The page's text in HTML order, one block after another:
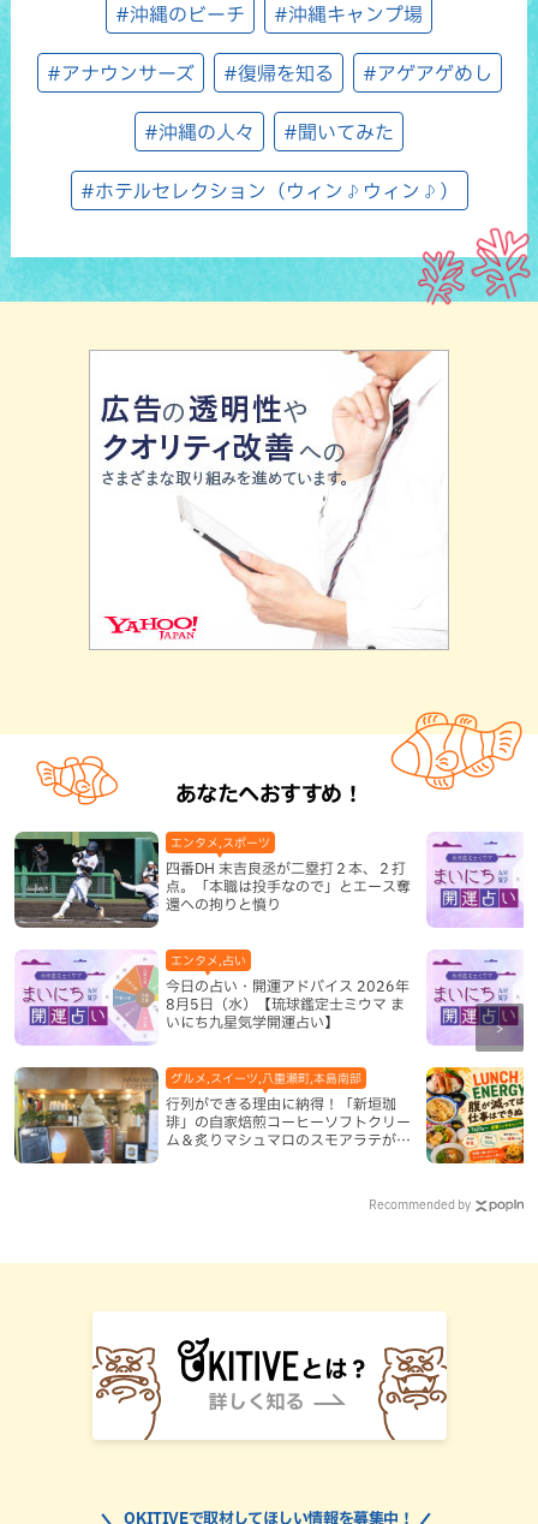
#沖縄のビーチ #沖縄キャンプ場
#アナウンサーズ #復帰を知る #アゲアゲめし
#沖縄の人々 #聞いてみた
#ホテルセレクション（ウィン♪ウィン♪）
あなたへおすすめ！
四番DH 末吉良丞が二塁打２本、２打
点。「本職は投手なので」とエース奪
還への拘りと憤り
エンタメ,スポーツ
今日の占い・開運アドバイス 2026年
8月5日（水）【琉球鑑定士ミウマ ま
いにち九星気学開運占い】
エンタメ,占い
行列ができる理由に納得！「新垣珈
琲」の自家焙煎コーヒーソフトクリー
ム＆炙りマシュマロのスモアラテが絶
グルメ,スイーツ,八重瀬町,本島南部
Recommended by
OKITIVEで取材してほしい情報を募集中！